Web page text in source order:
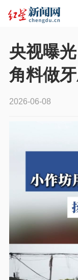
央视曝
角料做
2026-06-08